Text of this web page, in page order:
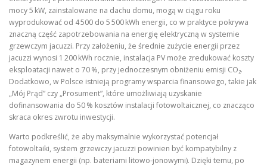
mocy 5 kW, zainstalowane na dachu domu, mogą w ciągu roku
wyprodukować od 4 500 do 5 500 kWh energii, co w praktyce pokrywa
znaczną część zapotrzebowania na energię elektryczną w systemie
grzewczym jacuzzi. Przy założeniu, że średnie zużycie energii przez
jacuzzi wynosi 1 200 kWh rocznie, instalacja PV może zredukować koszty
eksploatacji nawet o 70 %, przy jednoczesnym obniżeniu emisji CO₂.
Dodatkowo, w Polsce istnieją programy wsparcia finansowego, takie jak
„Mój Prąd” czy „Prosument”, które umożliwiają uzyskanie
dofinansowania do 50 % kosztów instalacji fotowoltaicznej, co znacząco
skraca okres zwrotu inwestycji.
Warto podkreślić, że aby maksymalnie wykorzystać potencjał
fotowoltaiki, system grzewczy jacuzzi powinien być kompatybilny z
magazynem energii (np. bateriami litowo‑jonowymi). Dzięki temu, po